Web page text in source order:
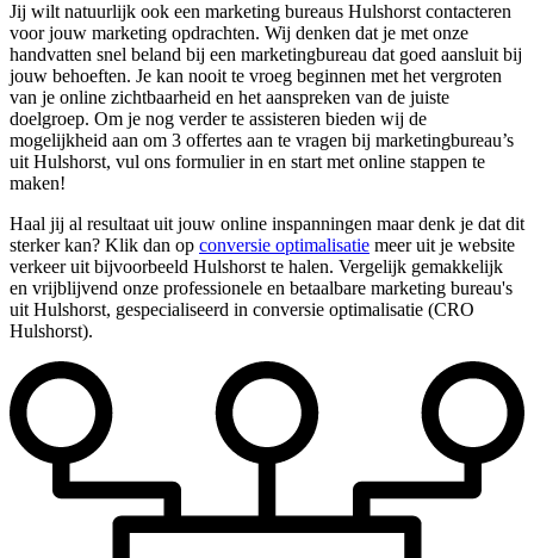
Jij wilt natuurlijk ook een marketing bureaus Hulshorst contacteren
voor jouw marketing opdrachten. Wij denken dat je met onze
handvatten snel beland bij een marketingbureau dat goed aansluit bij
jouw behoeften. Je kan nooit te vroeg beginnen met het vergroten
van je online zichtbaarheid en het aanspreken van de juiste
doelgroep. Om je nog verder te assisteren bieden wij de
mogelijkheid aan om 3 offertes aan te vragen bij marketingbureau’s
uit Hulshorst, vul ons formulier in en start met online stappen te
maken!
Haal jij al resultaat uit jouw online inspanningen maar denk je dat dit
sterker kan? Klik dan op conversie optimalisatie meer uit je website
verkeer uit bijvoorbeeld Hulshorst te halen. Vergelijk gemakkelijk
en vrijblijvend onze professionele en betaalbare marketing bureau's
uit Hulshorst, gespecialiseerd in conversie optimalisatie (CRO
Hulshorst).